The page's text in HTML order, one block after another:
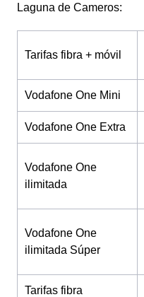
Laguna de Cameros:
Tarifas fibra + móvil
Vodafone One Mini
Vodafone One Extra
Vodafone One
ilimitada
Vodafone One
ilimitada Súper
Tarifas fibra